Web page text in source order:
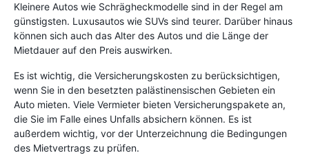
Kleinere Autos wie Schrägheckmodelle sind in der Regel am
günstigsten. Luxusautos wie SUVs sind teurer. Darüber hinaus
können sich auch das Alter des Autos und die Länge der
Mietdauer auf den Preis auswirken.
Es ist wichtig, die Versicherungskosten zu berücksichtigen,
wenn Sie in den besetzten palästinensischen Gebieten ein
Auto mieten. Viele Vermieter bieten Versicherungspakete an,
die Sie im Falle eines Unfalls absichern können. Es ist
außerdem wichtig, vor der Unterzeichnung die Bedingungen
des Mietvertrags zu prüfen.